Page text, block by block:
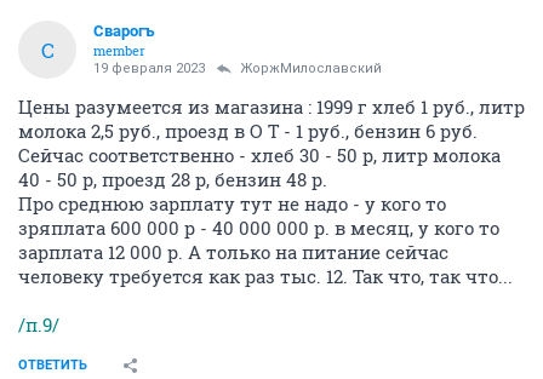
C
Cварогъ
member
19 февраля 2023 ЖоржМилославский
Цены разумеется из магазина : 1999 г хлеб 1 руб., литр
молока 2,5 руб., проезд в О Т - 1 руб., бензин 6 руб.
Сейчас соответственно - хлеб 30 - 50 р, литр молока
40 - 50 р, проезд 28 р, бензин 48 р.
Про среднюю зарплату тут не надо - у кого то
зряплата 600 000 р - 40 000 000 р. в месяц, у кого то
зарплата 12 000 р. А только на питание сейчас
человеку требуется как раз тыс. 12. Так что, так что...
/п.9/
ОТВЕТИТЬ